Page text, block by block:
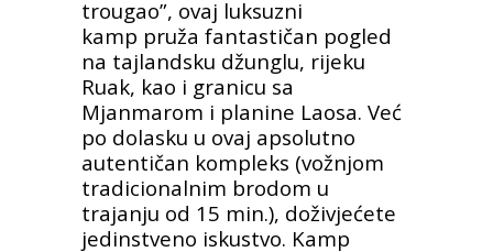
trougao”, ovaj luksuzni
kamp pruža fantastičan pogled
na tajlandsku džunglu, rijeku
Ruak, kao i granicu sa
Mjanmarom i planine Laosa. Već
po dolasku u ovaj apsolutno
autentičan kompleks (vožnjom
tradicionalnim brodom u
trajanju od 15 min.), doživjećete
jedinstveno iskustvo. Kamp